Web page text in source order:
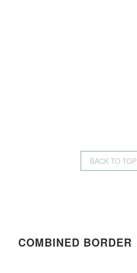
BACK TO TOP
COMBINED BORDER